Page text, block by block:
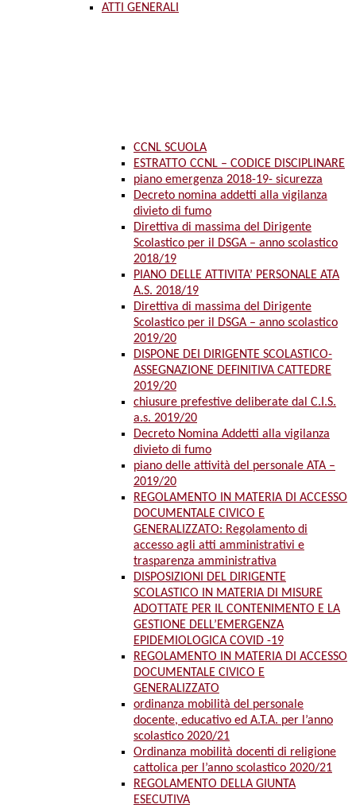
ATTI GENERALI
CCNL SCUOLA
ESTRATTO CCNL – CODICE DISCIPLINARE
piano emergenza 2018-19- sicurezza
Decreto nomina addetti alla vigilanza
divieto di fumo
Direttiva di massima del Dirigente
Scolastico per il DSGA – anno scolastico
2018/19
PIANO DELLE ATTIVITA’ PERSONALE ATA
A.S. 2018/19
Direttiva di massima del Dirigente
Scolastico per il DSGA – anno scolastico
2019/20
DISPONE DEI DIRIGENTE SCOLASTICO-
ASSEGNAZIONE DEFINITIVA CATTEDRE
2019/20
chiusure prefestive deliberate dal C.I.S.
a.s. 2019/20
Decreto Nomina Addetti alla vigilanza
divieto di fumo
piano delle attività del personale ATA –
2019/20
REGOLAMENTO IN MATERIA DI ACCESSO
DOCUMENTALE CIVICO E
GENERALIZZATO: Regolamento di
accesso agli atti amministrativi e
trasparenza amministrativa
DISPOSIZIONI DEL DIRIGENTE
SCOLASTICO IN MATERIA DI MISURE
ADOTTATE PER IL CONTENIMENTO E LA
GESTIONE DELL’EMERGENZA
EPIDEMIOLOGICA COVID -19
REGOLAMENTO IN MATERIA DI ACCESSO
DOCUMENTALE CIVICO E
GENERALIZZATO
ordinanza mobilità del personale
docente, educativo ed A.T.A. per l’anno
scolastico 2020/21
Ordinanza mobilità docenti di religione
cattolica per l’anno scolastico 2020/21
REGOLAMENTO DELLA GIUNTA
ESECUTIVA